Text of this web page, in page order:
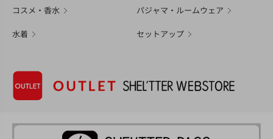
コスメ・香水 パジャマ・ルームウェア
水着 セットアップ